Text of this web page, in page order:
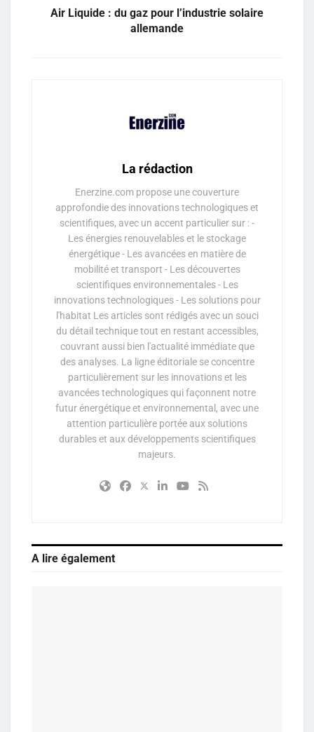
Air Liquide : du gaz pour l’industrie solaire
allemande
La rédaction
Enerzine.com propose une couverture
approfondie des innovations technologiques et
scientifiques, avec un accent particulier sur : -
Les énergies renouvelables et le stockage
énergétique - Les avancées en matière de
mobilité et transport - Les découvertes
scientifiques environnementales - Les
innovations technologiques - Les solutions pour
l'habitat Les articles sont rédigés avec un souci
du détail technique tout en restant accessibles,
couvrant aussi bien l'actualité immédiate que
des analyses. La ligne éditoriale se concentre
particulièrement sur les innovations et les
avancées technologiques qui façonnent notre
futur énergétique et environnemental, avec une
attention particulière portée aux solutions
durables et aux développements scientifiques
majeurs.
A lire également